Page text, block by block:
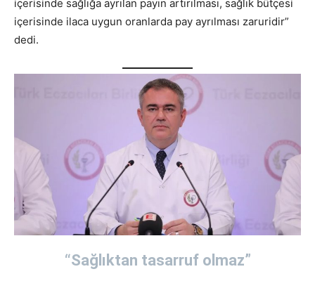
içerisinde sağlığa ayrılan payın artırılması, sağlık bütçesi
içerisinde ilaca uygun oranlarda pay ayrılması zaruridir”
dedi.
“Sağlıktan tasarruf olmaz”